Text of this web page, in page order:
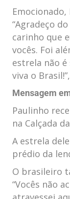
“Agradeço
carinho que
vocês. Foi
estrela não é
viva o
Mensagem
Paulinho
na Calçada
A estrela
prédio da
O brasileiro
“Vocês não